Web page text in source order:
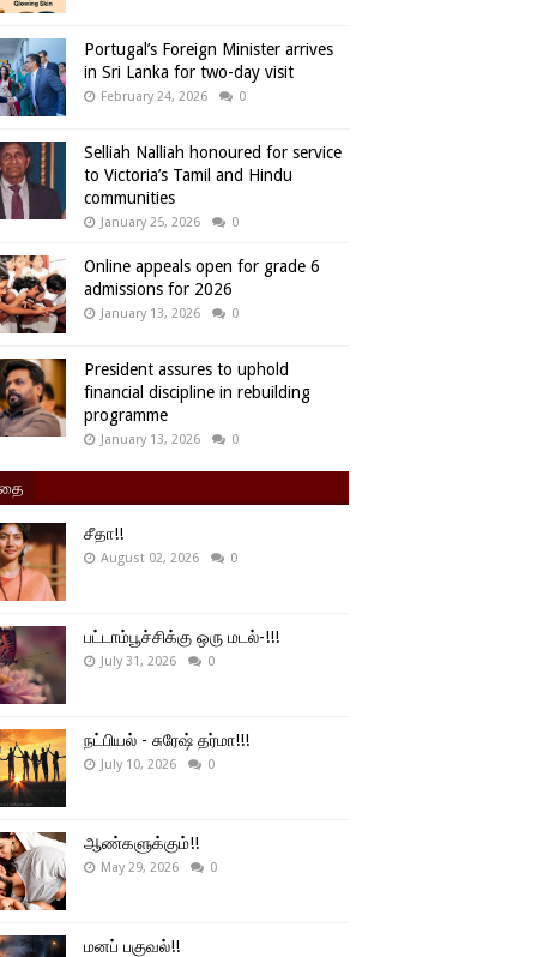
Portugal’s Foreign Minister arrives
in Sri Lanka for two-day visit
February 24, 2026 0
Selliah Nalliah honoured for service
to Victoria’s Tamil and Hindu
communities
January 25, 2026 0
Online appeals open for grade 6
admissions for 2026
January 13, 2026 0
President assures to uphold
financial discipline in rebuilding
programme
January 13, 2026 0
சீதா!!
August 02, 2026 0
பட்டாம்பூச்சிக்கு ஒரு மடல்-!!!
July 31, 2026 0
நட்பியல் - சுரேஷ் தர்மா!!!
July 10, 2026 0
ஆண்களுக்கும்!!
May 29, 2026 0
மனப் பகுவல்!!